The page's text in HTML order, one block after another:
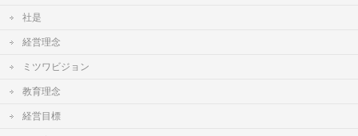
社是
経営理念
ミツワビジョン
教育理念
経営目標